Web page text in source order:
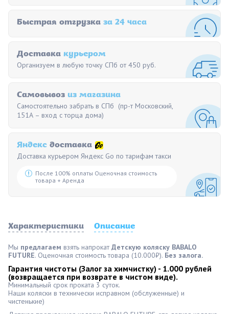
Быстрая отгрузка за 24 часа
Доставка курьером
Организуем в любую точку СПб от 450 руб.
Самовывоз из магазина
Самостоятельно забрать в СПб (пр-т Московский,
151А – вход с торца дома)
Яндекс доставка
Доставка курьером Яндекс Go по тарифам такси
После 100% оплаты Оценочная стоимость
товара + Аренда
Характеристики Описание
Мы предлагаем взять напрокатДетскую коляску BABALO
FUTURE. Оценочная стоимость товара (10.000₽). Без залога.
Гарантия чистоты (Залог за химчистку) - 1.000 рублей
(возвращается при возврате в чистом виде).
Минимальный срок проката 3 суток.
Наши коляски в технически исправном (обслуженные) и
чистенькие)